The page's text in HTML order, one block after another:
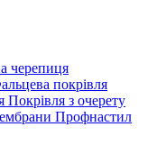
черепиця
покрівля
Покрівля з очерету
Профнастил